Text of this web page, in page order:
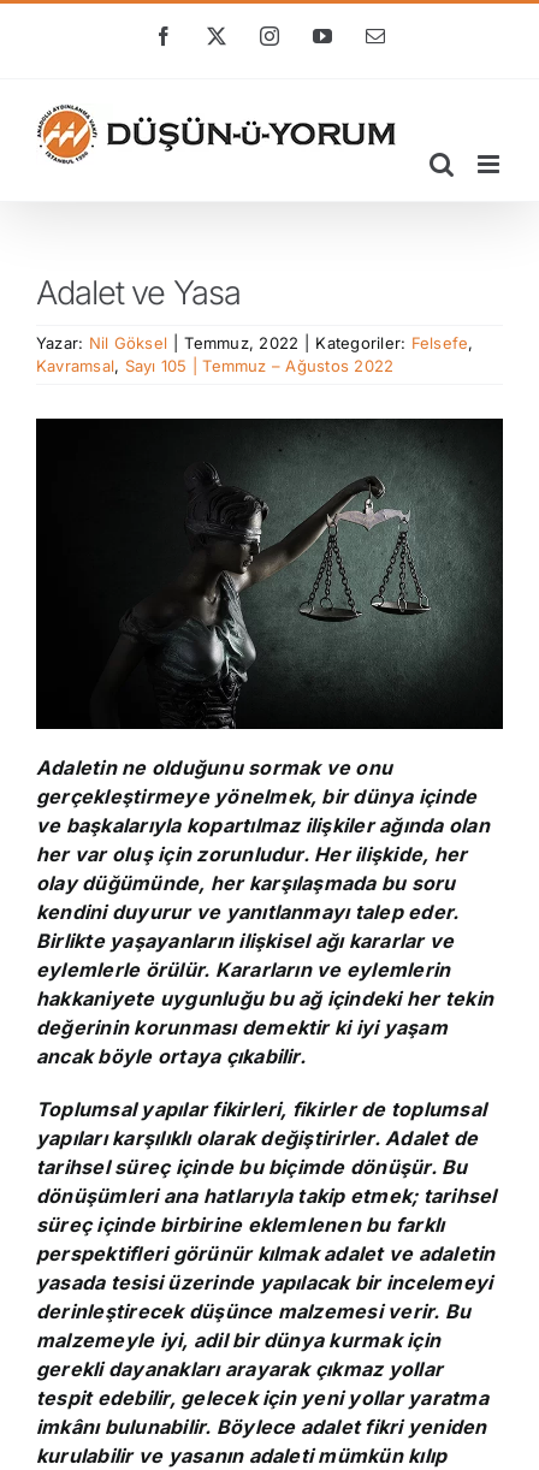
Facebook
X InstagramYouTube
E-
Adalet ve Yasa
Yazar: Nil Göksel Temmuz, 2022 Kategoriler: Felsefe,
Kavramsal, Sayı 105 | Temmuz – Ağustos 2022
Adaletin ne olduğunu sormak ve onu
gerçekleştirmeye yönelmek, bir dünya içinde
ve başkalarıyla kopartılmaz ilişkiler ağında olan
her var oluş için zorunludur. Her ilişkide, her
olay düğümünde, her karşılaşmada bu soru
kendini duyurur ve yanıtlanmayı talep eder.
Birlikte yaşayanların ilişkisel ağı kararlar ve
eylemlerle örülür. Kararların ve eylemlerin
hakkaniyete uygunluğu bu ağ içindeki her tekin
değerinin korunması demektir ki iyi yaşam
ancak böyle ortaya çıkabilir.
Toplumsal yapılar fikirleri, fikirler de toplumsal
yapıları karşılıklı olarak değiştirirler. Adalet de
tarihsel süreç içinde bu biçimde dönüşür. Bu
dönüşümleri ana hatlarıyla takip etmek; tarihsel
süreç içinde birbirine eklemlenen bu farklı
perspektifleri görünür kılmak adalet ve adaletin
yasada tesisi üzerinde yapılacak bir incelemeyi
derinleştirecek düşünce malzemesi verir. Bu
malzemeyle iyi, adil bir dünya kurmak için
gerekli dayanakları arayarak çıkmaz yollar
tespit edebilir, gelecek için yeni yollar yaratma
imkânı bulunabilir. Böylece adalet fikri yeniden
kurulabilir ve yasanın adaleti mümkün kılıp